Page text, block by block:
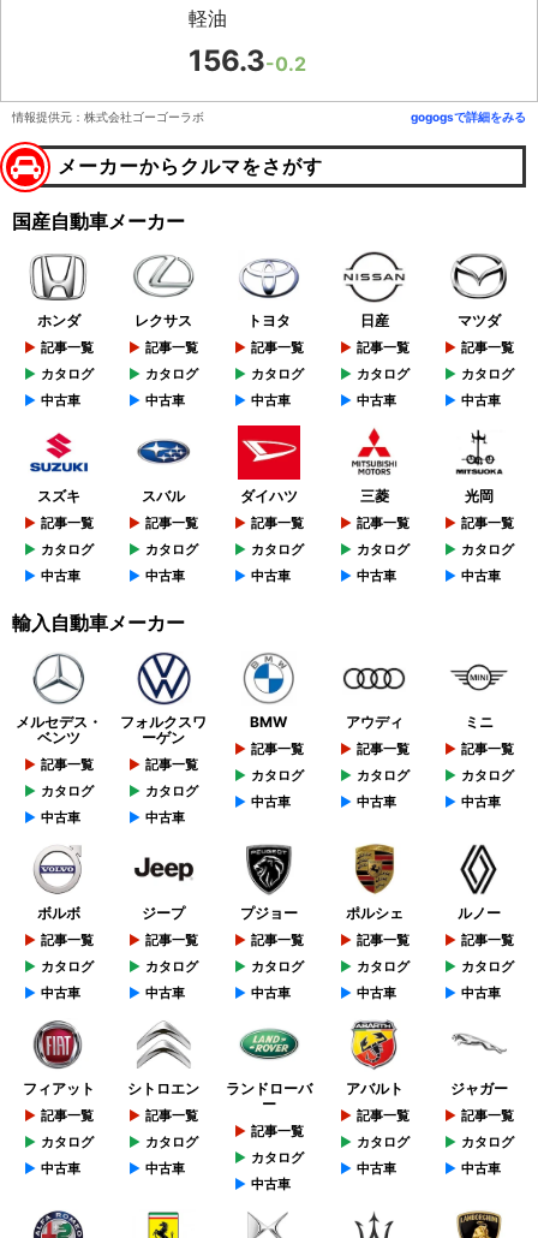
軽油
156.3-0.2
情報提供元：株式会社ゴーゴーラボ gogogsで詳細をみる
メーカーからクルマをさがす
国産自動車メーカー
ホンダ
記事一覧
カタログ
中古車
レクサス
記事一覧
カタログ
中古車
トヨタ
記事一覧
カタログ
中古車
日産
記事一覧
カタログ
中古車
マツダ
記事一覧
カタログ
中古車
スズキ
記事一覧
カタログ
中古車
スバル
記事一覧
カタログ
中古車
ダイハツ
記事一覧
カタログ
中古車
三菱
記事一覧
カタログ
中古車
光岡
記事一覧
カタログ
中古車
輸入自動車メーカー
メルセデス・
ベンツ
記事一覧
カタログ
中古車
フォルクスワ
ーゲン
記事一覧
カタログ
中古車
BMW
記事一覧
カタログ
中古車
アウディ
記事一覧
カタログ
中古車
ミニ
記事一覧
カタログ
中古車
ボルボ
記事一覧
カタログ
中古車
ジープ
記事一覧
カタログ
中古車
プジョー
記事一覧
カタログ
中古車
ポルシェ
記事一覧
カタログ
中古車
ルノー
記事一覧
カタログ
中古車
フィアット
記事一覧
カタログ
中古車
シトロエン
記事一覧
カタログ
中古車
ランドローバ
ー
記事一覧
カタログ
中古車
アバルト
記事一覧
カタログ
中古車
ジャガー
記事一覧
カタログ
中古車